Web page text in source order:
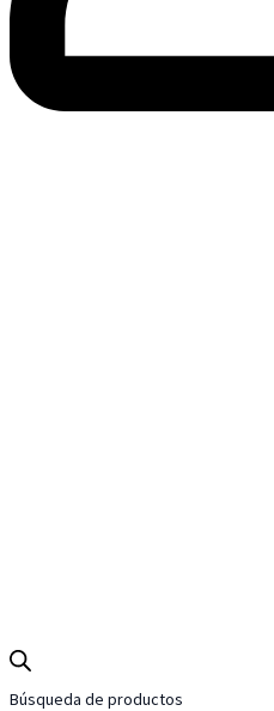
Búsqueda de productos